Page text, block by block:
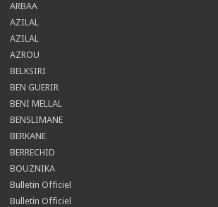
ARBAA
AZILAL
AZILAL
AZROU
BELKSIRI
BEN GUERIR
BENI MELLAL
BENSLIMANE
BERKANE
BERRECHID
BOUZNIKA
Bulletin Officiel
Bulletin Officiel